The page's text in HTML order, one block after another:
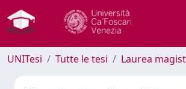
UNITesi Tutte le tesi Laurea